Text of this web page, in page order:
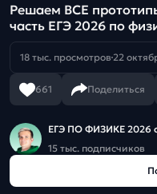
Решаем ВСЕ
часть ЕГЭ 2026 по
18 тыс. просмотров 22
661 Поделиться
ЕГЭ ПО ФИЗИКЕ 2026
15 тыс. подписчиков